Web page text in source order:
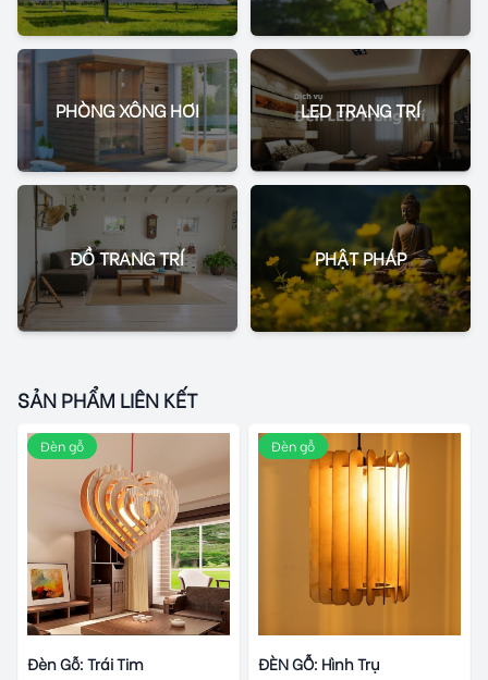
PHÒNG XÔNG HƠI LED TRANG TRÍ
ĐỒ TRANG TRÍ PHẬT PHÁP
SẢN PHẨM LIÊN KẾT
Đèn gỗ
Đèn Gỗ: Trái Tim
Đèn gỗ
ĐÈN GỖ: Hình Trụ